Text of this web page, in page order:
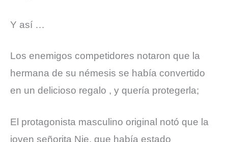
Y así …
Los enemigos competidores notaron que la
hermana de su némesis se había convertido
en un delicioso regalo , y quería protegerla;
El protagonista masculino original notó que la
joven señorita Nie, que había estado